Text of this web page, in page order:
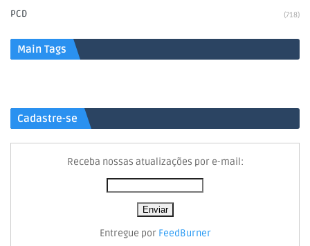
PCD (718)
Main Tags
Cadastre-se
Receba nossas atualizações por e-mail:
Entregue por FeedBurner